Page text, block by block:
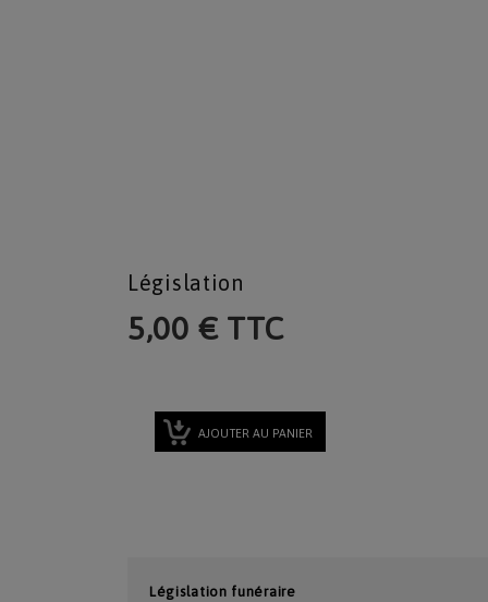
Législation
5,00 € TTC
AJOUTER AU PANIER
Législation funéraire